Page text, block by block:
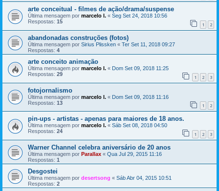
arte conceitual - filmes de ação/drama/suspense
Última mensagem por marcelo l. « Seg Set 24, 2018 10:56
Respostas: 15 1 2
abandonadas construções (fotos)
Última mensagem por Sirius Plissken « Ter Set 11, 2018 09:27
Respostas: 4
arte conceito animação
Última mensagem por marcelo l. « Dom Set 09, 2018 11:25
Respostas: 29 1 2 3
fotojornalismo
Última mensagem por marcelo l. « Dom Set 09, 2018 11:16
Respostas: 13 1 2
pin-ups - artistas - apenas para maiores de 18 anos.
Última mensagem por marcelo l. « Sáb Set 08, 2018 04:50
Respostas: 24 1 2 3
Warner Channel celebra aniversário de 20 anos
Última mensagem por Parallax « Qua Jul 29, 2015 11:16
Respostas: 1
Desgostei
Última mensagem por desertsong « Sáb Abr 04, 2015 10:51
Respostas: 2